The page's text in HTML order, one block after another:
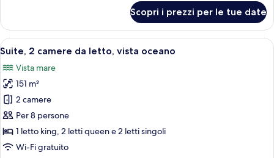
-
RI
Shower
View
Accessible
Suite
RI
Shower
Scopri i prezzi per le tue date
Apri
tutte
le
foto
per
Suite,
2
camere
Camera d'albergo con letto,
12
Suite, 2 camere da letto, vista oceano
Vista mare
151 m²
2 camere
Per 8 persone
1 letto king, 2 letti queen e 2 letti singoli
Wi-Fi gratuito